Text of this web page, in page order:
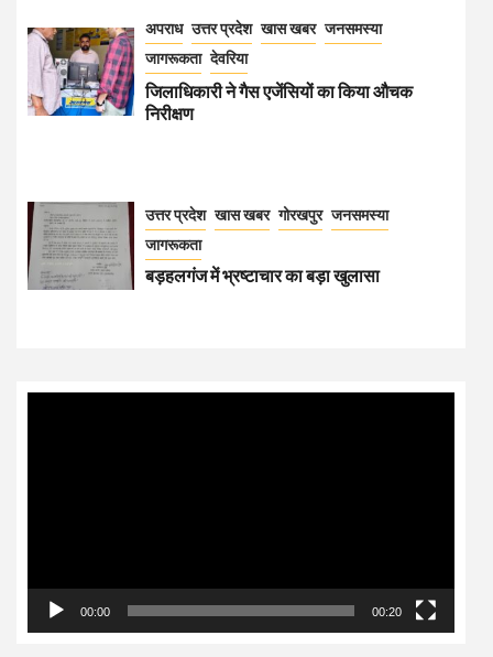
अपराध उत्तर प्रदेश खास खबर जनसमस्या
जागरूकता देवरिया
जिलाधिकारी ने गैस एजेंसियों का किया औचक
निरीक्षण
उत्तर प्रदेश खास खबर गोरखपुर जनसमस्या
जागरूकता
बड़हलगंज में भ्रष्टाचार का बड़ा खुलासा
00:00 00:20